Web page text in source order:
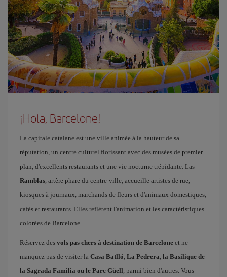
¡Hola, Barcelone!
La capitale catalane est une ville animée à la hauteur de sa
réputation, un centre culturel florissant avec des musées de premier
plan, d'excellents restaurants et une vie nocturne trépidante. Las
Ramblas , artère phare du centre-ville, accueille artistes de rue,
kiosques à journaux, marchands de fleurs et d'animaux domestiques,
cafés et restaurants. Elles reflètent l'animation et les caractéristiques
colorées de Barcelone.
Réservez des vols pas chers à destination de Barcelone et ne
manquez pas de visiter la Casa Batlló, La Pedrera, la Basilique de
la Sagrada Familia ou le Parc Güell , parmi bien d'autres. Vous